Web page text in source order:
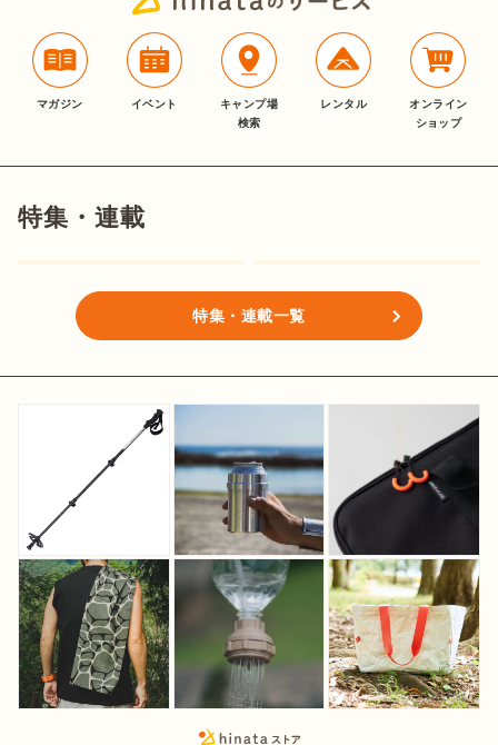
マガジン イベント
キャンプ場
検索
レンタル
オンライン
ショップ
特集・連載
特集・連載一覧